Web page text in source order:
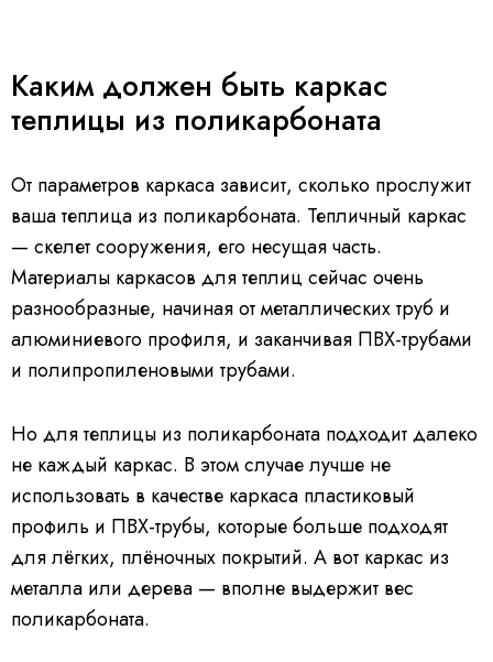
Каким должен быть каркас
теплицы из поликарбоната
От параметров каркаса зависит, сколько прослужит
ваша теплица из поликарбоната. Тепличный каркас
— скелет сооружения, его несущая часть.
Материалы каркасов для теплиц сейчас очень
разнообразные, начиная от металлических труб и
алюминиевого профиля, и заканчивая ПВХ-трубами
и полипропиленовыми трубами.
Но для теплицы из поликарбоната подходит далеко
не каждый каркас. В этом случае лучше не
использовать в качестве каркаса пластиковый
профиль и ПВХ-трубы, которые больше подходят
для лёгких, плёночных покрытий. А вот каркас из
металла или дерева — вполне выдержит вес
поликарбоната.